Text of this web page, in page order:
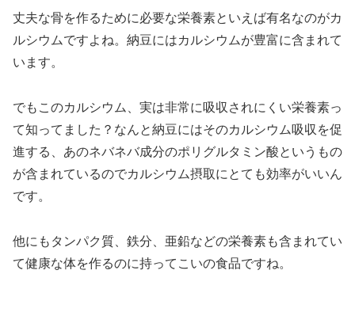
丈夫な骨を作るために必要な栄養素といえば有名なのがカ
ルシウムですよね。納豆にはカルシウムが豊富に含まれて
います。
でもこのカルシウム、実は非常に吸収されにくい栄養素っ
て知ってました？なんと納豆にはそのカルシウム吸収を促
進する、あのネバネバ成分のポリグルタミン酸というもの
が含まれているのでカルシウム摂取にとても効率がいいん
です。
他にもタンパク質、鉄分、亜鉛などの栄養素も含まれてい
て健康な体を作るのに持ってこいの食品ですね。